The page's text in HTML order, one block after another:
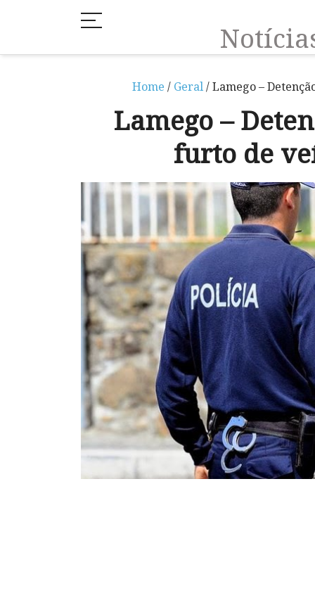
Home / Geral/ Lamego –
Lamego –
furto de